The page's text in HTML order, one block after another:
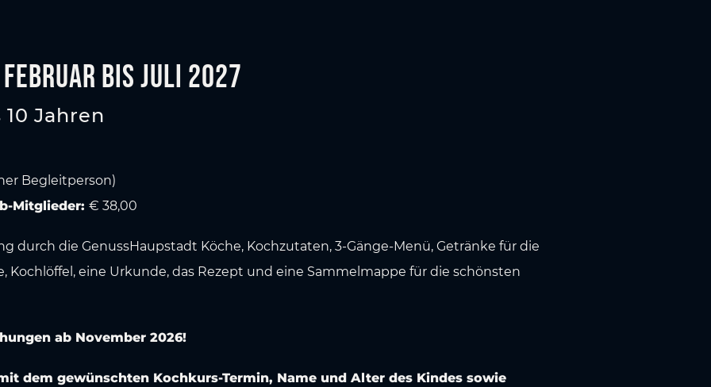
bis Juli 2027
Jahren
Begleitperson)
Mitglieder: € 38,00
durch die GenussHaupstadt Köche, Kochzutaten, 3-Gänge-Menü, Getränke für die
Kochlöffel, eine Urkunde, das Rezept und eine Sammelmappe für die schönsten
ab November 2026!
dem gewünschten Kochkurs-Termin, Name und Alter des Kindes sowie